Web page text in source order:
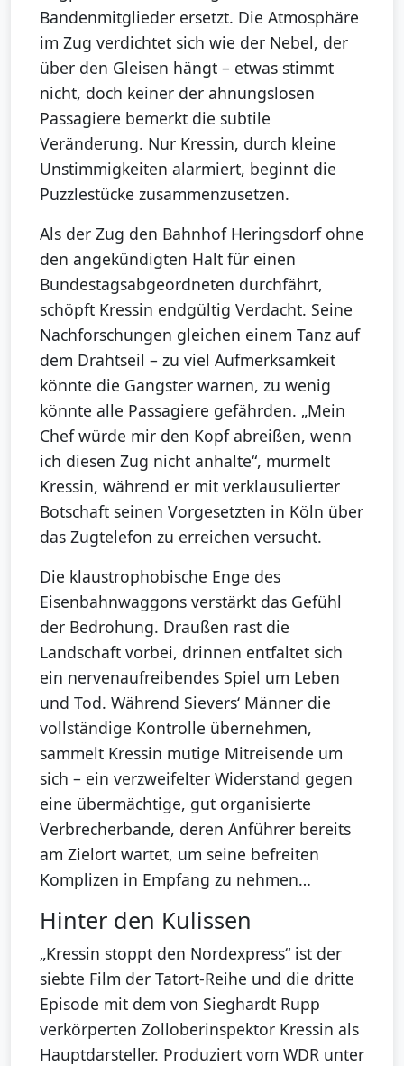
Bandenmitglieder ersetzt. Die Atmosphäre
im Zug verdichtet sich wie der Nebel, der
über den Gleisen hängt – etwas stimmt
nicht, doch keiner der ahnungslosen
Passagiere bemerkt die subtile
Veränderung. Nur Kressin, durch kleine
Unstimmigkeiten alarmiert, beginnt die
Puzzlestücke zusammenzusetzen.
Als der Zug den Bahnhof Heringsdorf ohne
den angekündigten Halt für einen
Bundestagsabgeordneten durchfährt,
schöpft Kressin endgültig Verdacht. Seine
Nachforschungen gleichen einem Tanz auf
dem Drahtseil – zu viel Aufmerksamkeit
könnte die Gangster warnen, zu wenig
könnte alle Passagiere gefährden. „Mein
Chef würde mir den Kopf abreißen, wenn
ich diesen Zug nicht anhalte“, murmelt
Kressin, während er mit verklausulierter
Botschaft seinen Vorgesetzten in Köln über
das Zugtelefon zu erreichen versucht.
Die klaustrophobische Enge des
Eisenbahnwaggons verstärkt das Gefühl
der Bedrohung. Draußen rast die
Landschaft vorbei, drinnen entfaltet sich
ein nervenaufreibendes Spiel um Leben
und Tod. Während Sievers‘ Männer die
vollständige Kontrolle übernehmen,
sammelt Kressin mutige Mitreisende um
sich – ein verzweifelter Widerstand gegen
eine übermächtige, gut organisierte
Verbrecherbande, deren Anführer bereits
am Zielort wartet, um seine befreiten
Komplizen in Empfang zu nehmen…
Hinter den Kulissen
„Kressin stoppt den Nordexpress“ ist der
siebte Film der Tatort-Reihe und die dritte
Episode mit dem von Sieghardt Rupp
verkörperten Zolloberinspektor Kressin als
Hauptdarsteller. Produziert vom WDR unter